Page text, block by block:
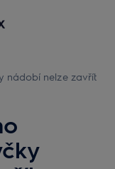
nádobí nelze zavřít